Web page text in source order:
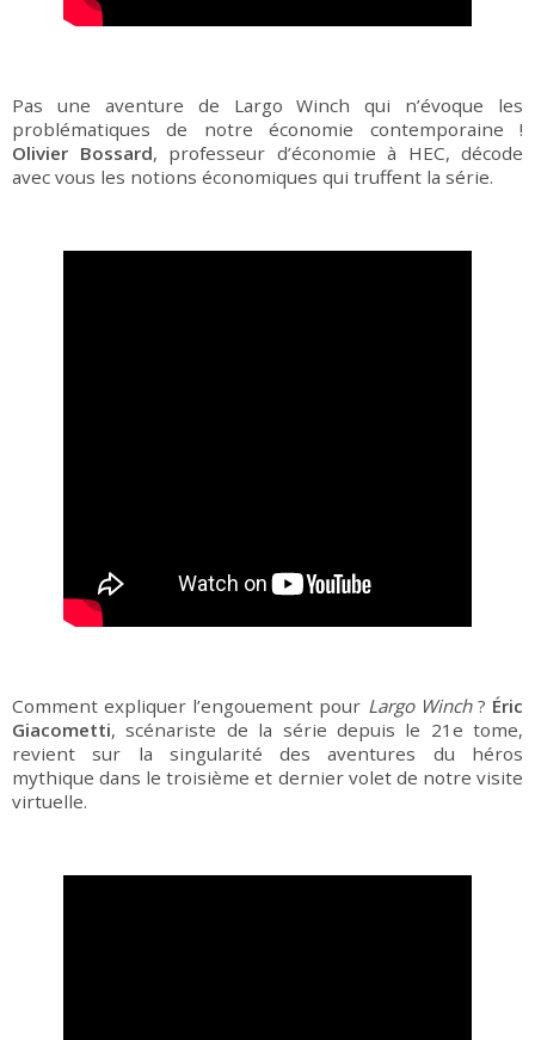
Pas une aventure de Largo Winch qui n’évoque les
problématiques de notre économie contemporaine !
Olivier Bossard, professeur d’économie à HEC, décode
avec vous les notions économiques qui truffent la série.
Comment expliquer l’engouement pour Largo Winch? Éric
Giacometti, scénariste de la série depuis le 21e tome,
revient sur la singularité des aventures du héros
mythique dans le troisième et dernier volet de notre visite
virtuelle.